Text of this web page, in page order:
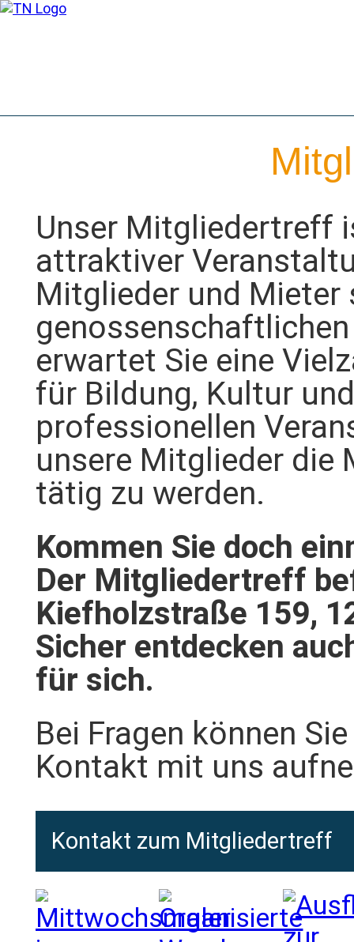
Unser Mitgliedertreff
attraktiver
Mitglieder und Mieter
erwartet Sie eine
für Bildung, Kultur
professionellen
unsere Mitglieder die
tätig zu werden.
Kommen Sie doch
Der Mitgliedertreff
Kiefholzstraße 159,
Sicher entdecken
für sich.
Bei Fragen können
Kontakt mit uns
Kontakt zum Mitgliedertreff